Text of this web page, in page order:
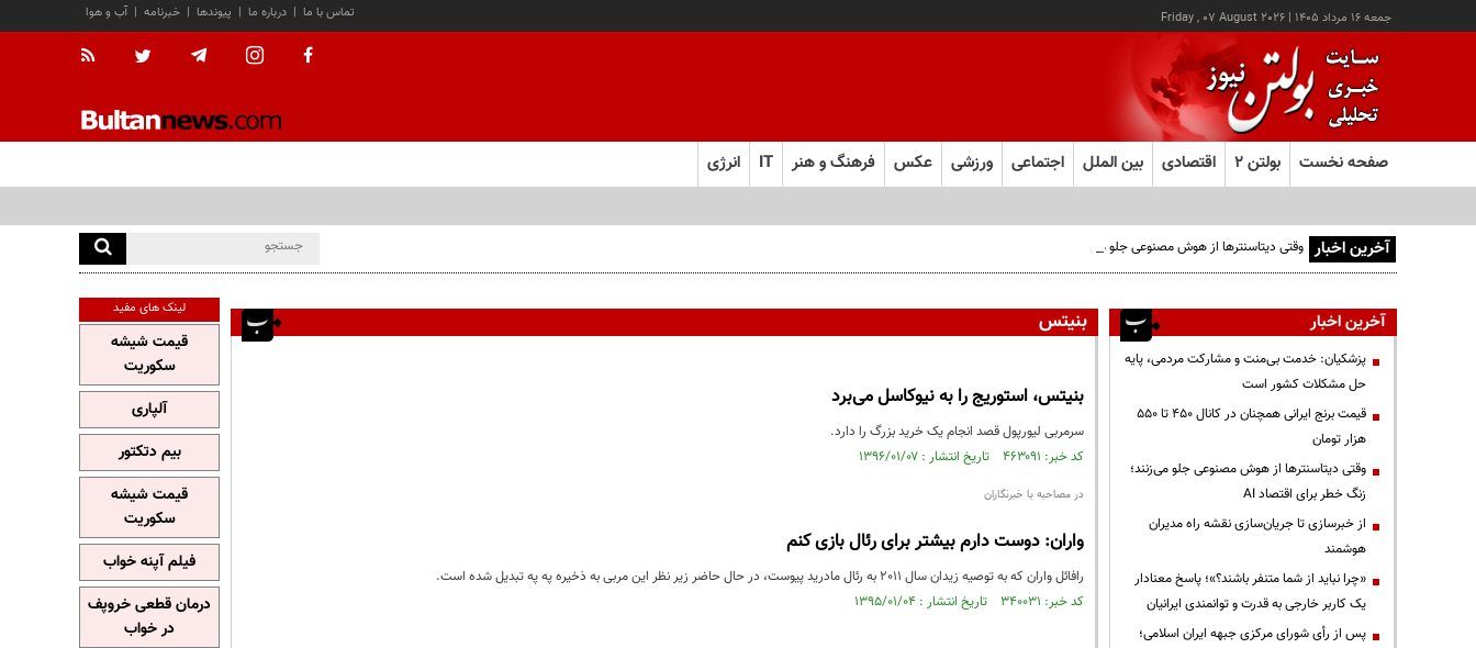
جمعه ۱۶ مرداد ۱۴۰۵ |
Friday , 07 August 2026 آب و هوا | خبرنامه | پیوندها | درباره ما | تماس با ما
صفحه نخست بولتن ۲ اقتصادی بین الملل اجتماعی ورزشی عکس فرهنگ و هنر IT انرژی
آخرین اخبار وقتی دیتاسنترها از هوش مصنوعی جلو می‌زنند؛ زنگ خطر برای اقتصاد AI
بنیتس
بنیتس، استوریج را به نیوکاسل می‌برد
سرمربی لیورپول قصد انجام یک خرید بزرگ را دارد.
کد خبر: ۴۶۳۰۹۱ تاریخ انتشار : ۱۳۹۶/۰۱/۰۷
در مصاحبه با خبرنگاران
واران: دوست دارم بیشتر برای رئال بازی کنم
رافائل واران که به توصیه زیدان سال 2011 به رئال مادرید پیوست، در حال حاضر زیر نظر این مربی به ذخیره په په تبدیل شده است.
کد خبر: ۳۴۰۰۳۱ تاریخ انتشار : ۱۳۹۵/۰۱/۰۴
آخرین اخبار
پزشکیان: خدمت بی‌منت و مشارکت مردمی، پایه
حل مشکلات کشور است
قیمت‌ برنج ایرانی همچنان در کانال ۴۵۰ تا ۵۵۰
هزار تومان
وقتی دیتاسنترها از هوش مصنوعی جلو می‌زنند؛
زنگ خطر برای اقتصاد AI
از خبرسازی تا جریان‌سازی نقشه راه مدیران
هوشمند
«چرا نباید از شما متنفر باشند؟»؛ پاسخ معنادار
یک کاربر خارجی به قدرت و توانمندی ایرانیان
پس از رأی شورای مرکزی جبهه ایران اسلامی؛
لینک های مفید
قیمت شیشه
سکوریت
آلپاری
بیم دتکتور
قیمت شیشه
سکوریت
فیلم آپنه خواب
درمان قطعی خروپف
در خواب